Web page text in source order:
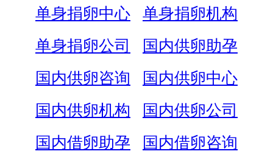
单身捐卵中心
单身捐卵机构
单身捐卵公司
国内供卵助孕
国内供卵咨询
国内供卵中心
国内供卵机构
国内供卵公司
国内借卵助孕
国内借卵咨询